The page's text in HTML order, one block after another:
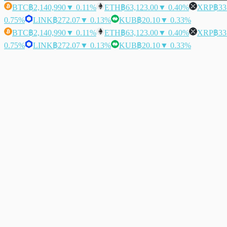
BTC฿2,140,990▼ 0.11% ETH฿63,123.00▼ 0.40% XRP฿
0.75%
LINK฿272.07▼ 0.13% KUB฿20.10▼ 0.33%
BTC฿2,140,990▼ 0.11% ETH฿63,123.00▼ 0.40% XRP฿
0.75%
LINK฿272.07▼ 0.13% KUB฿20.10▼ 0.33%